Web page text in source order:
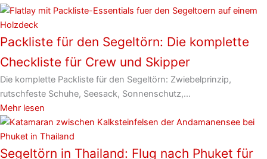
Packliste für den Segeltörn: Die komplette
Checkliste für Crew und Skipper
Die komplette Packliste für den Segeltörn: Zwiebelprinzip,
rutschfeste Schuhe, Seesack, Sonnenschutz,...
Mehr lesen
Segeltörn in Thailand: Flug nach Phuket für